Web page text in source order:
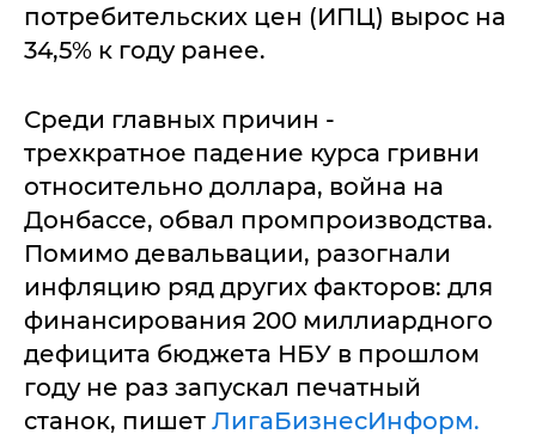
потребительских цен (ИПЦ) вырос на
34,5% к году ранее.
Среди главных причин -
трехкратное падение курса гривни
относительно доллара, война на
Донбассе, обвал промпроизводства.
Помимо девальвации, разогнали
инфляцию ряд других факторов: для
финансирования 200 миллиардного
дефицита бюджета НБУ в прошлом
году не раз запускал печатный
станок, пишет ЛигаБизнесИнформ.